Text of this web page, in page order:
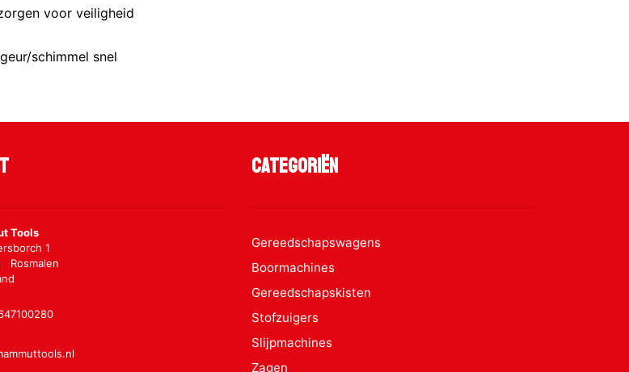
voor veiligheid
schimmel snel
Tools
1
Rosmalen
Categoriën
Gereedschapswagens
Boormachines
Gereedschapskisten
Stofzuigers
Slijpmachines
Zagen